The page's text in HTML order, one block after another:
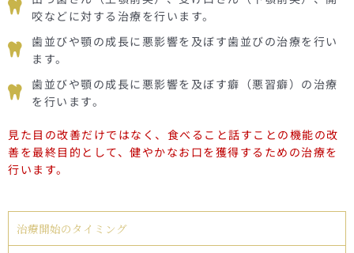
咬などに対する治療を行います。
歯並びや顎の成長に悪影響を及ぼす歯並びの治療を行い
ます。
歯並びや顎の成長に悪影響を及ぼす癖（悪習癖）の治療
を行います。
見た目の改善だけではなく、食べること話すことの機能の改
善を最終目的として、健やかなお口を獲得するための治療を
行います。
治療開始のタイミング